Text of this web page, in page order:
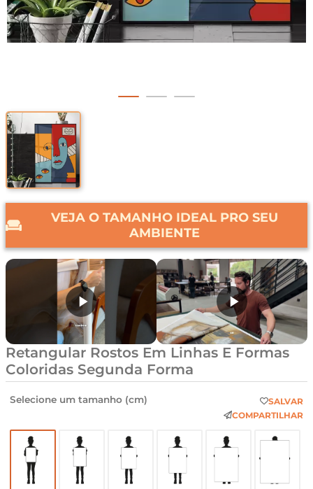
VEJA O TAMANHO IDEAL PRO SEU
AMBIENTE
Retangular Rostos Em Linhas E Formas
Coloridas Segunda Forma
Selecione um tamanho (cm)
SALVAR
COMPARTILHAR